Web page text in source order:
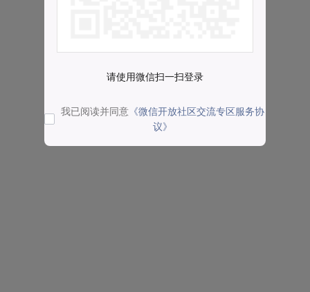
请使用微信扫一扫登录
我已阅读并同意 《微信开放社区交流专区服务协
议》